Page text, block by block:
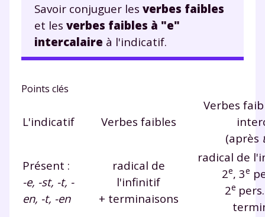
Savoir conjuguer les verbes faibles
et les verbes faibles à "e"
intercalaire à l'indicatif.
Points clés
L'indicatif Verbes faibles
Verbes
(après
Présent :
-e, -st, -t, -
en, -t, -en
radical de
l'infinitif
+ terminaisons
radical de
2e, 3e
2e